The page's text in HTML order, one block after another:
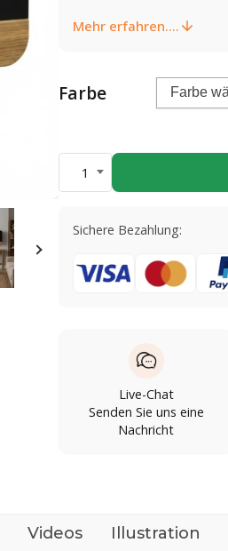
Mehr erfahren....
Farbe
1
Sichere Bezahlung:
Live-Chat
Senden Sie uns eine
Nachricht
Videos Illustration